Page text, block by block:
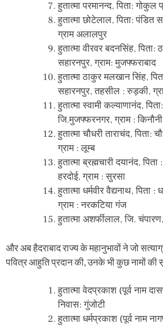
हुतात्मा परमानन्द, पिता: गोकुल
हुतात्मा छोटेलाल, पिता: पंडित
ग्राम अलालपुर
हुतात्मा वीरवर बदनसिंह, पिता:
सहारनपुर, ग्राम: मुजफ्फराबाद
हुतात्मा ठाकुर मलखान सिंह,
सहारनपुर, तहसील : रुड़की,
हुतात्मा स्वामी कल्याणानंद,
जि.मुजफ्फरनगर, ग्राम :
हुतात्मा चौधरी ताराचंद, पिता:
ग्राम : लूम्ब
हुतात्मा ब्रह्मचारी दयानंद,
हरदोई, ग्राम : सुरसा
हुतात्मा धर्मवीर वैद्यनाथ, पिता
ग्राम : नरकटिया गंज
हुतात्मा अशर्फीलाल, जि.
और अब हैदराबाद राज्य के महानुभावों ने जो
पवित्र आहुति प्रदान की, उनके भी कुछ नामों की
हुतात्मा वेदप्रकाश (पूर्व नाम
निवास: गुंजोटी
हुतात्मा धर्मप्रकाश (पूर्व नाम